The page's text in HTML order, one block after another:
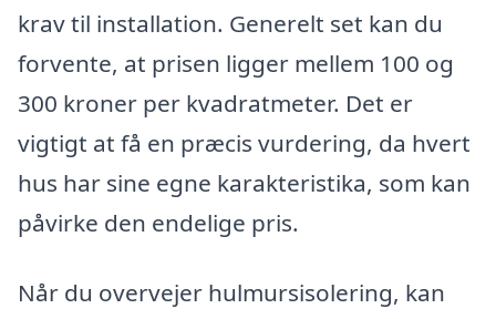
krav til installation. Generelt set kan du
forvente, at prisen ligger mellem 100 og
300 kroner per kvadratmeter. Det er
vigtigt at få en præcis vurdering, da hvert
hus har sine egne karakteristika, som kan
påvirke den endelige pris.
Når du overvejer hulmursisolering, kan